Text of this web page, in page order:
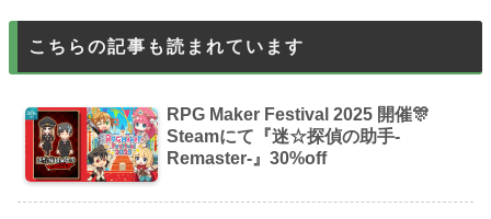
こちらの記事も読まれています
RPG Maker Festival 2025 開催🎊
Steamにて『迷☆探偵の助手-
Remaster-』30%off